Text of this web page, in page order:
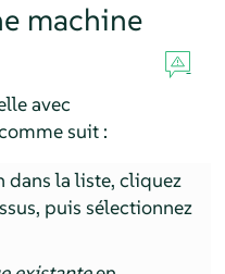
machine
avec
suit :
dans la liste, cliquez
puis sélectionnez